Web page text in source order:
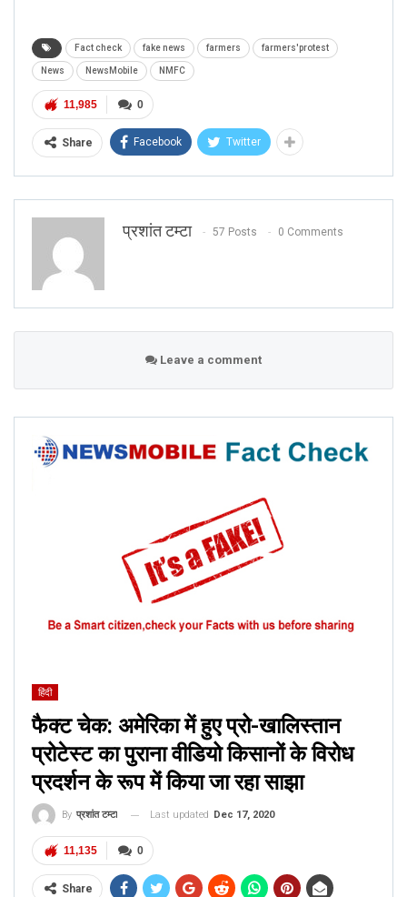
Fact check fake news farmers farmers'protest
News NewsMobile NMFC
0
11,985
Share Facebook Twitter
प्रशांत टम्टा 57 Posts 0 Comments
Leave a comment
हिंदी
फैक्ट चेक: अमेरिका में हुए प्रो-खालिस्तान
प्रोटेस्ट का पुराना वीडियो किसानों के विरोध
प्रदर्शन के रूप में किया जा रहा साझा
By प्रशांत टम्टा Last updated Dec 17, 2020
0
11,135
Share